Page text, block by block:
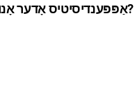
אַפּפּענדיסיטיס אָדער אָנווער פון לעבן?